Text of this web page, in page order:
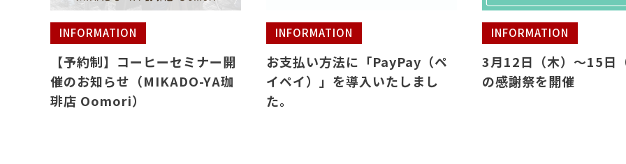
INFORMATION
【予約制】コーヒーセミナー開
催のお知らせ（MIKADO-YA珈
琲店 Oomori）
INFORMATION
お支払い方法に「PayPay（ペ
イペイ）」を導入いたしまし
た。
INFORMATION
3月12日（木）～15日
の感謝祭を開催